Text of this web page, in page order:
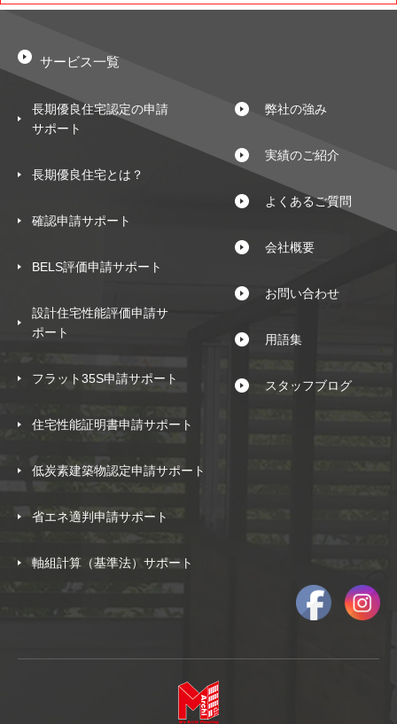
サービス一覧
長期優良住宅認定の申請
サポート
長期優良住宅とは？
確認申請サポート
BELS評価申請サポート
設計住宅性能評価申請サ
ポート
フラット35S申請サポート
住宅性能証明書申請サポート
低炭素建築物認定申請サポート
省エネ適判申請サポート
軸組計算（基準法）サポート
弊社の強み
実績のご紹介
よくあるご質問
会社概要
お問い合わせ
用語集
スタッフブログ